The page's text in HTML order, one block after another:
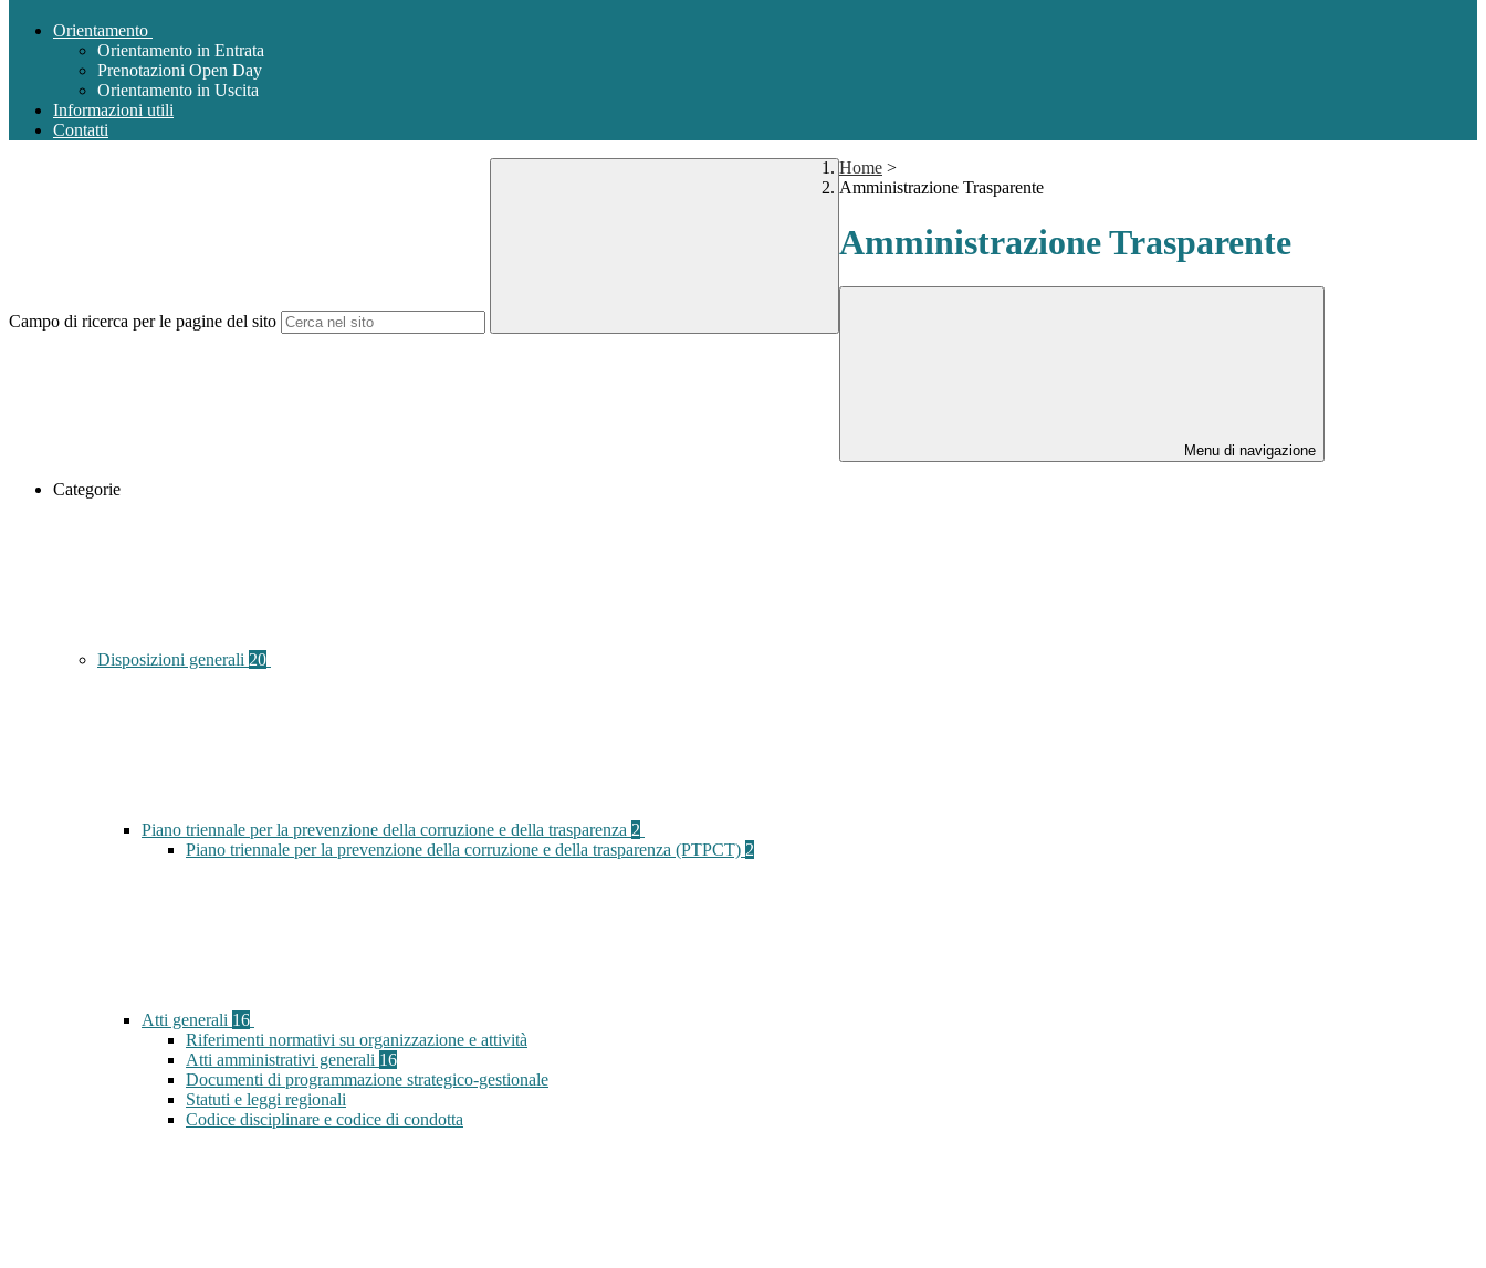
Orientamento
Orientamento in Entrata
Prenotazioni Open Day
Orientamento in Uscita
Informazioni utili
Contatti
Campo di ricerca per le pagine del sito
Home >
Amministrazione Trasparente
Amministrazione Trasparente
Menu di navigazione
Categorie
Disposizioni generali 20
Piano triennale per la prevenzione della corruzione e della trasparenza 2
Piano triennale per la prevenzione della corruzione e della trasparenza (PTPCT) 2
Atti generali 16
Riferimenti normativi su organizzazione e attività
Atti amministrativi generali 16
Documenti di programmazione strategico-gestionale
Statuti e leggi regionali
Codice disciplinare e codice di condotta